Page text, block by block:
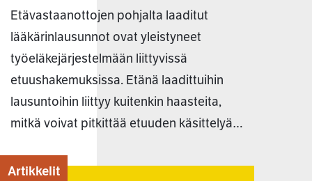
Etävastaanottojen pohjalta laaditut
lääkärinlausunnot ovat yleistyneet
työeläkejärjestelmään liittyvissä
etuushakemuksissa. Etänä laadittuihin
lausuntoihin liittyy kuitenkin haasteita,
mitkä voivat pitkittää etuuden käsittelyä…
Artikkelit